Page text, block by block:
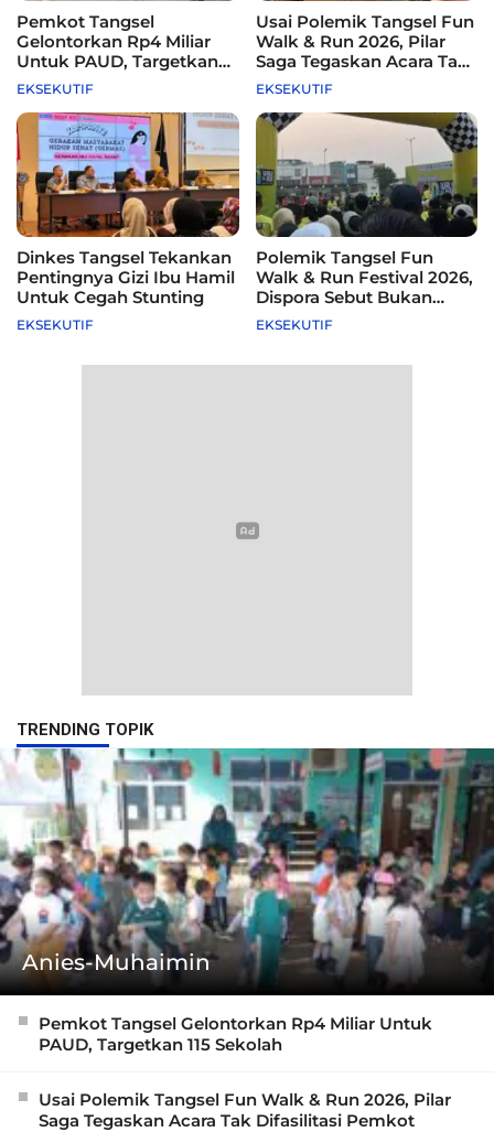
Pemkot Tangsel
Gelontorkan Rp4 Miliar
Untuk PAUD, Targetkan
115 Sekolah
EKSEKUTIF
Usai Polemik Tangsel Fun
Walk & Run 2026, Pilar
Saga Tegaskan Acara Tak
Difasilitasi Pemkot
EKSEKUTIF
Dinkes Tangsel Tekankan
Pentingnya Gizi Ibu Hamil
Untuk Cegah Stunting
EKSEKUTIF
Polemik Tangsel Fun
Walk & Run Festival 2026,
Dispora Sebut Bukan
Agenda Pemkot
EKSEKUTIF
TRENDING TOPIK
Anies-Muhaimin
Pemkot Tangsel Gelontorkan Rp4 Miliar Untuk
PAUD, Targetkan 115 Sekolah
Usai Polemik Tangsel Fun Walk & Run 2026, Pilar
Saga Tegaskan Acara Tak Difasilitasi Pemkot